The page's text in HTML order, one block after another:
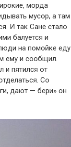
морда
мусор, а там
И так Сане стало
балуется и
на помойке еду
ему и сообщил.
и пятился от
Со
дают — бери» он